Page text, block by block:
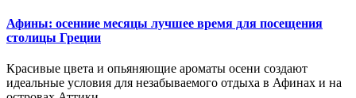
Афины: осенние месяцы лучшее время для посещения
столицы Греции
Красивые цвета и опьяняющие ароматы осени создают
идеальные условия для незабываемого отдыха в Афинах и на